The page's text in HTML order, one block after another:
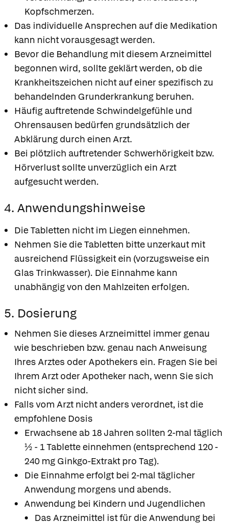
Kopfschmerzen.
Das individuelle Ansprechen auf die Medikation
kann nicht vorausgesagt werden.
Bevor die Behandlung mit diesem Arzneimittel
begonnen wird, sollte geklärt werden, ob die
Krankheitszeichen nicht auf einer spezifisch zu
behandelnden Grunderkrankung beruhen.
Häufig auftretende Schwindelgefühle und
Ohrensausen bedürfen grundsätzlich der
Abklärung durch einen Arzt.
Bei plötzlich auftretender Schwerhörigkeit bzw.
Hörverlust sollte unverzüglich ein Arzt
aufgesucht werden.
4. Anwendungshinweise
Die Tabletten nicht im Liegen einnehmen.
Nehmen Sie die Tabletten bitte unzerkaut mit
ausreichend Flüssigkeit ein (vorzugsweise ein
Glas Trinkwasser). Die Einnahme kann
unabhängig von den Mahlzeiten erfolgen.
5. Dosierung
Nehmen Sie dieses Arzneimittel immer genau
wie beschrieben bzw. genau nach Anweisung
Ihres Arztes oder Apothekers ein. Fragen Sie bei
Ihrem Arzt oder Apotheker nach, wenn Sie sich
nicht sicher sind.
Falls vom Arzt nicht anders verordnet, ist die
empfohlene Dosis
Erwachsene ab 18 Jahren sollten 2-mal täglich
½ - 1 Tablette einnehmen (entsprechend 120 -
240 mg Ginkgo-Extrakt pro Tag).
Die Einnahme erfolgt bei 2-mal täglicher
Anwendung morgens und abends.
Anwendung bei Kindern und Jugendlichen
Das Arzneimittel ist für die Anwendung bei